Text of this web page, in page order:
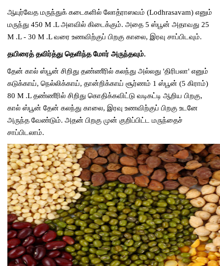
ஆயுர்வேத மருந்துக் கடைகளில் லோத்ராஸவம் (Lodhrasavam) எனும்
மருந்து 450 M .Lஅளவில் கிடைக்கும். அதை 5 ஸ்பூன் அதாவது 25
M .L - 30 M .Lவரை உணவிற்குப் பிறகு காலை, இரவு சாப்பிடவும்.
தயிரைத் தவிர்த்து தெளிந்த மோர் அருந்தவும்.
தேன் கால் ஸ்பூன் சிறிது தண்ணீரில் கலந்து அல்லது 'திரிபலா' எனும்
கடுக்காய், நெல்லிக்காய், தான்றிக்காய் சூர்ணம் 1 ஸ்பூன் (5 கிராம்)
80 M .Lதண்ணீரில் சிறிது கொதிக்கவிட்டு வடிகட்டி ஆறிய பிறகு,
கால் ஸ்பூன் தேன் கலந்து காலை, இரவு உணவிற்குப் பிறகு உடனே
அருந்த வேண்டும். அதன் பிறகு முன் குறிப்பிட்ட
மருந்தைச்
சாப்பிடலாம்.